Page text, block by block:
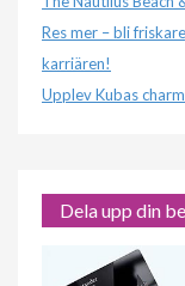
Res mer – bli
karriären!
Upplev Kubas
Dela upp din